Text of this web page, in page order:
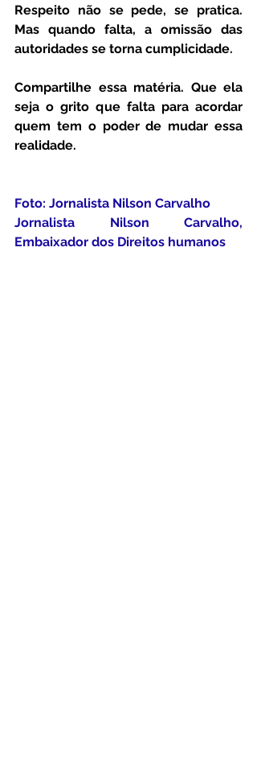
Respeito não se pede, se pratica.
Mas quando falta, a omissão das
autoridades se torna cumplicidade.
Compartilhe essa matéria. Que ela
seja o grito que falta para acordar
quem tem o poder de mudar essa
realidade.
Foto: Jornalista Nilson Carvalho
Jornalista Nilson Carvalho,
Embaixador dos Direitos humanos